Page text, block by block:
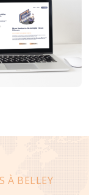
À BELLEY